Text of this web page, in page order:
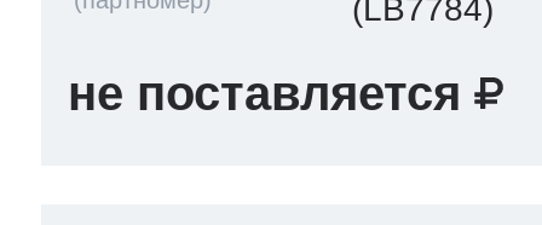
(LB7784)
не поставляется